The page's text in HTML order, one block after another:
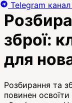
зброї:
для
Розбирання та
повинен
Telegram канал